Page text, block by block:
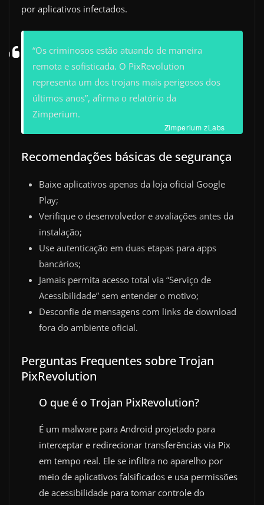
por aplicativos infectados.
“Os criminosos estão atuando de maneira
remota e sofisticada. O PixRevolution
representa um dos trojans mais perigosos dos
últimos anos”, afirma o relatório da
Zimperium.
Zimperium zLabs
Recomendações básicas de segurança
Baixe aplicativos apenas da loja oficial Google
Play;
Verifique o desenvolvedor e avaliações antes da
instalação;
Use autenticação em duas etapas para apps
bancários;
Jamais permita acesso total via “Serviço de
Acessibilidade” sem entender o motivo;
Desconfie de mensagens com links de download
fora do ambiente oficial.
Perguntas Frequentes sobre Trojan
PixRevolution
O que é o Trojan PixRevolution?
É um malware para Android projetado para
interceptar e redirecionar transferências via Pix
em tempo real. Ele se infiltra no aparelho por
meio de aplicativos falsificados e usa permissões
de acessibilidade para tomar controle do